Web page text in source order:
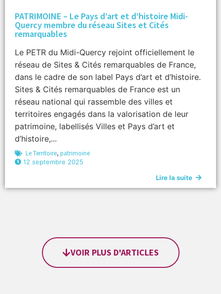
PATRIMOINE – Le Pays d’art et d’histoire Midi-
Quercy membre du réseau Sites et Cités
remarquables
Le PETR du Midi-Quercy rejoint officiellement le
réseau de Sites & Cités remarquables de France,
dans le cadre de son label Pays d’art et d’histoire.
Sites & Cités remarquables de France est un
réseau national qui rassemble des villes et
territoires engagés dans la valorisation de leur
patrimoine, labellisés Villes et Pays d’art et
d’histoire,...
Le Territoire, patrimoine
12 septembre 2025
Lire la suite
VOIR PLUS D'ARTICLES